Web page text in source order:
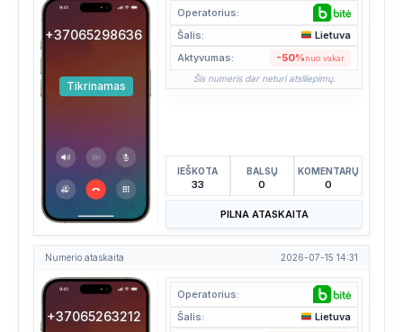
+37065298636
Tikrinamas
Operatorius:
Šalis:
Lietuva
Aktyvumas:
-50%nuo vakar
Šis numeris dar neturi atsiliepimų.
IEŠKOTA
33
BALSŲ
0
KOMENTARŲ
0
PILNA ATASKAITA
Numerio ataskaita 2026-07-15 14:31
+37065263212
Operatorius:
Šalis:
Lietuva